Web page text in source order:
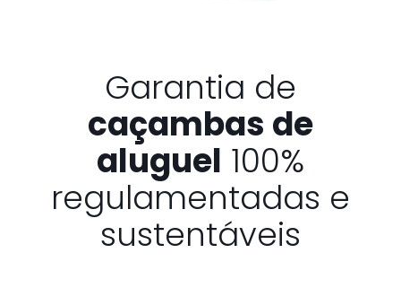
Garantia de
caçambas de
aluguel 100%
regulamentadas e
sustentáveis